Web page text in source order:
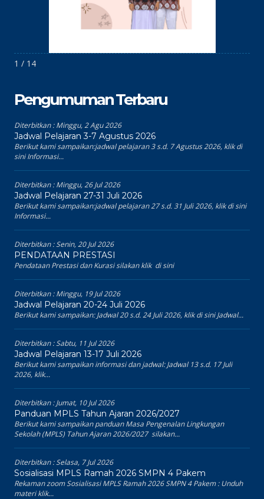
1 / 14
Pengumuman Terbaru
Diterbitkan :Minggu, 2 Agu 2026
Jadwal Pelajaran 3-7 Agustus 2026
Berikut kami sampaikan:jadwal pelajaran 3 s.d. 7 Agustus 2026, klik di
sini Informasi...
Diterbitkan :Minggu, 26 Jul 2026
Jadwal Pelajaran 27-31 Juli 2026
Berikut kami sampaikan:jadwal pelajaran 27 s.d. 31 Juli 2026, klik di sini
Informasi...
Diterbitkan :Senin, 20 Jul 2026
PENDATAAN PRESTASI
Pendataan Prestasi dan Kurasi silakan klik di sini
Diterbitkan :Minggu, 19 Jul 2026
Jadwal Pelajaran 20-24 Juli 2026
Berikut kami sampaikan: Jadwal 20 s.d. 24 Juli 2026, klik di sini Jadwal...
Diterbitkan :Sabtu, 11 Jul 2026
Jadwal Pelajaran 13-17 Juli 2026
Berikut kami sampaikan informasi dan jadwal: Jadwal 13 s.d. 17 Juli
2026, klik...
Diterbitkan :Jumat, 10 Jul 2026
Panduan MPLS Tahun Ajaran 2026/2027
Berikut kami sampaikan panduan Masa Pengenalan Lingkungan
Sekolah (MPLS) Tahun Ajaran 2026/2027 silakan...
Diterbitkan :Selasa, 7 Jul 2026
Sosialisasi MPLS Ramah 2026 SMPN 4 Pakem
Rekaman zoom Sosialisasi MPLS Ramah 2026 SMPN 4 Pakem : Unduh
materi klik...